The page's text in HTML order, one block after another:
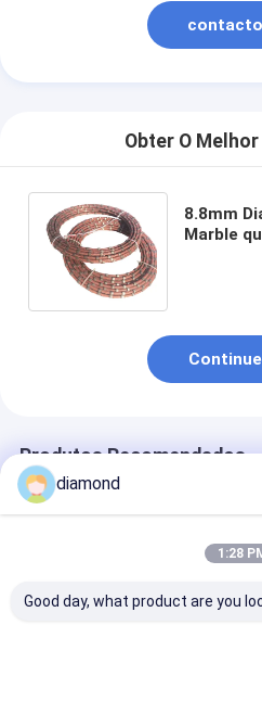
contacto
Obter O
8.8mm
Marble
Continue
Produtos Recomendados
diamond
1:28
Good day, what product are you